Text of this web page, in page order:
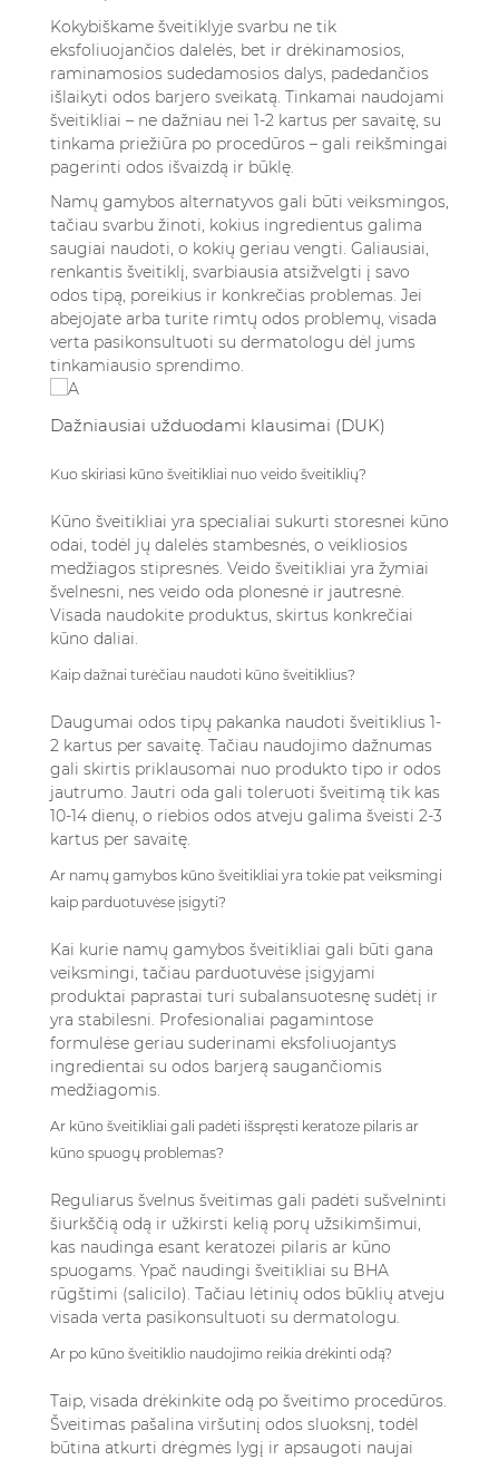
Kokybiškame šveitiklyje svarbu ne tik
eksfoliuojančios dalelės, bet ir drėkinamosios,
raminamosios sudedamosios dalys, padedančios
išlaikyti odos barjero sveikatą. Tinkamai naudojami
šveitikliai – ne dažniau nei 1-2 kartus per savaitę, su
tinkama priežiūra po procedūros – gali reikšmingai
pagerinti odos išvaizdą ir būklę.
Namų gamybos alternatyvos gali būti veiksmingos,
tačiau svarbu žinoti, kokius ingredientus galima
saugiai naudoti, o kokių geriau vengti. Galiausiai,
renkantis šveitiklį, svarbiausia atsižvelgti į savo
odos tipą, poreikius ir konkrečias problemas. Jei
abejojate arba turite rimtų odos problemų, visada
verta pasikonsultuoti su dermatologu dėl jums
tinkamiausio sprendimo.
Dažniausiai užduodami klausimai (DUK)
Kuo skiriasi kūno šveitikliai nuo veido šveitiklių?
Kūno šveitikliai yra specialiai sukurti storesnei kūno
odai, todėl jų dalelės stambesnės, o veikliosios
medžiagos stipresnės. Veido šveitikliai yra žymiai
švelnesni, nes veido oda plonesnė ir jautresnė.
Visada naudokite produktus, skirtus konkrečiai
kūno daliai.
Kaip dažnai turėčiau naudoti kūno šveitiklius?
Daugumai odos tipų pakanka naudoti šveitiklius 1-
2 kartus per savaitę. Tačiau naudojimo dažnumas
gali skirtis priklausomai nuo produkto tipo ir odos
jautrumo. Jautri oda gali toleruoti šveitimą tik kas
10-14 dienų, o riebios odos atveju galima šveisti 2-3
kartus per savaitę.
Ar namų gamybos kūno šveitikliai yra tokie pat veiksmingi
kaip parduotuvėse įsigyti?
Kai kurie namų gamybos šveitikliai gali būti gana
veiksmingi, tačiau parduotuvėse įsigyjami
produktai paprastai turi subalansuotesnę sudėtį ir
yra stabilesni. Profesionaliai pagamintose
formulėse geriau suderinami eksfoliuojantys
ingredientai su odos barjerą saugančiomis
medžiagomis.
Ar kūno šveitikliai gali padėti išspręsti keratoze pilaris ar
kūno spuogų problemas?
Reguliarus švelnus šveitimas gali padėti sušvelninti
šiurkščią odą ir užkirsti kelią porų užsikimšimui,
kas naudinga esant keratozei pilaris ar kūno
spuogams. Ypač naudingi šveitikliai su BHA
rūgštimi (salicilo). Tačiau lėtinių odos būklių atveju
visada verta pasikonsultuoti su dermatologu.
Ar po kūno šveitiklio naudojimo reikia drėkinti odą?
Taip, visada drėkinkite odą po šveitimo procedūros.
Šveitimas pašalina viršutinį odos sluoksnį, todėl
būtina atkurti drėgmės lygį ir apsaugoti naujai